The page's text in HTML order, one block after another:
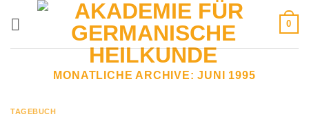
0
MONATLICHE ARCHIVE:JUNI 1995
TAGEBUCH